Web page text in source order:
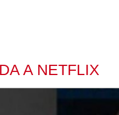
A NETFLIX